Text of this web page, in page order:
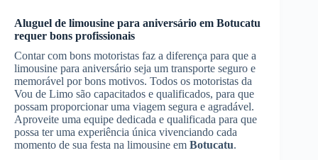
Aluguel de limousine para aniversário em Botucatu
requer bons profissionais
Contar com bons motoristas faz a diferença para que a
limousine para aniversário seja um transporte seguro e
memorável por bons motivos. Todos os motoristas da
Vou de Limo são capacitados e qualificados, para que
possam proporcionar uma viagem segura e agradável.
Aproveite uma equipe dedicada e qualificada para que
possa ter uma experiência única vivenciando cada
momento de sua festa na limousine em Botucatu.